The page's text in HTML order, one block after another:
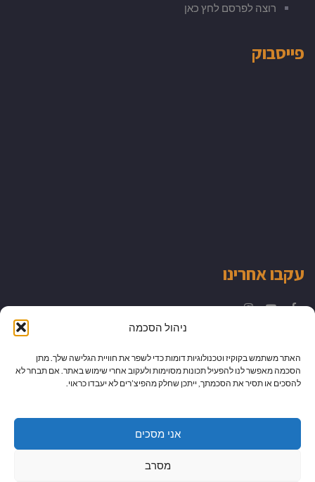
ניהול הסכמה
האתר משתמש בקוקיז וטכנולוגיות דומות כדי לשפר את חוויית הגלישה שלך. מתן
הסכמה מאפשר לנו להפעיל תכונות מסוימות ולעקוב אחרי שימוש באתר. אם תבחר לא
להסכים או תסיר את הסכמתך, ייתכן שחלק מהפיצ’רים לא יעבדו כראוי.
אני מסכים
מסרב
רוצה לפרסם לחץ כאן
פייסבוק
עקבו אחרינו